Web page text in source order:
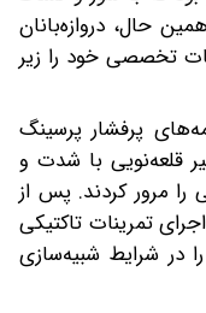
حال، دروازه‌بانان
تخصصی خود را زیر
پرفشار پرسینگ
قلعه‌نویی با شدت و
را مرور کردند. پس از
تمرینات تاکتیکی
در شرایط شبیه‌سازی